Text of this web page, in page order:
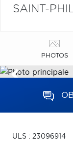
SAINT-
PHOTOS
ULS : 23096914